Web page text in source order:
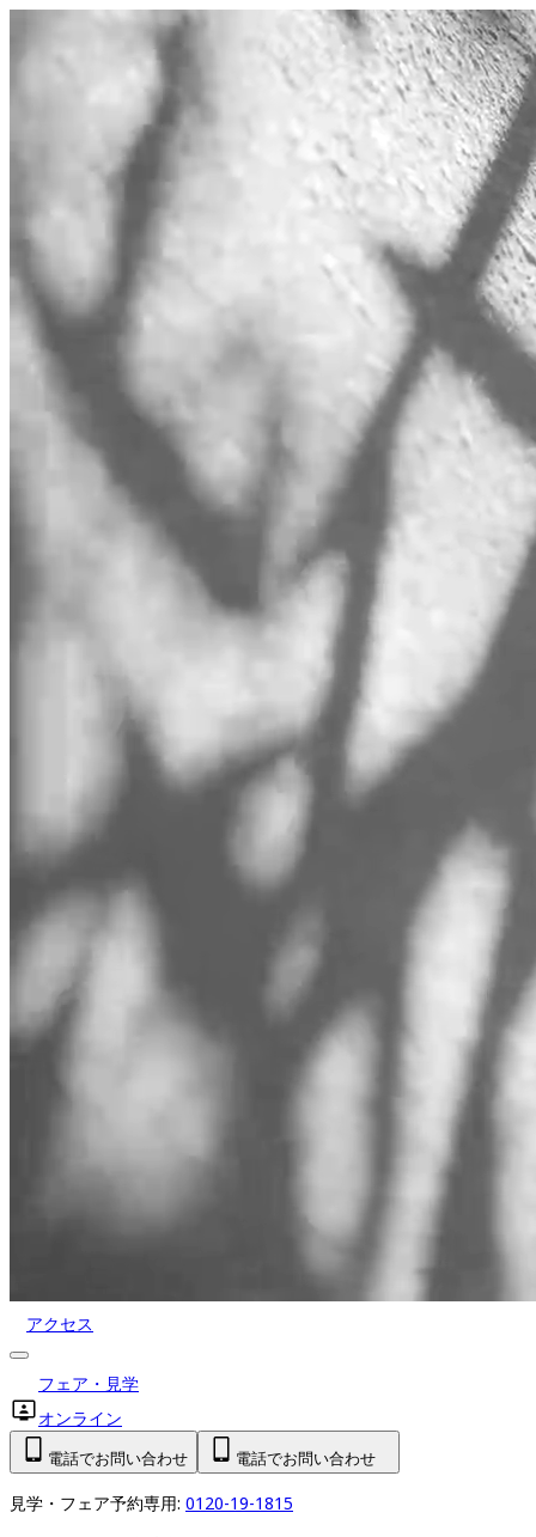
アクセス
フェア・見学
オンライン
電話でお問い合わせ 電話でお問い合わせ
見学・フェア予約専用: 0120-19-1815